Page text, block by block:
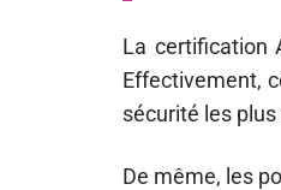
La certification
Effectivement,
sécurité les
De même, les